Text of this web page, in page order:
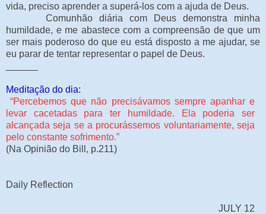
vida, preciso aprender a superá-los com a ajuda de Deus.
Comunhão diária com Deus demonstra minha
humildade, e me abastece com a compreensão de que um
ser mais poderoso do que eu está disposto a me ajudar, se
eu parar de tentar representar o papel de Deus.
Meditação do dia:
“Percebemos que não precisávamos sempre apanhar e
levar cacetadas para ter humildade. Ela poderia ser
alcançada seja se a procurássemos voluntariamente, seja
pelo constante sofrimento.”
(Na Opinião do Bill, p.211)
Daily Reflection
JULY 12